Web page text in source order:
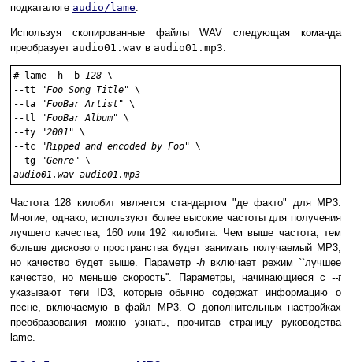
подкаталоге audio/lame.
Используя скопированные файлы WAV следующая команда
преобразует audio01.wav в audio01.mp3:
# lame -h -b 128 \
--tt "Foo Song Title" \
--ta "FooBar Artist" \
--tl "FooBar Album" \
--ty "2001 " \
--tc "Ripped and encoded by Foo" \
--tg "Genre
audio01.wav audio01.mp3
Частота 128 килобит является стандартом "де факто" для MP3.
Многие, однако, используют более высокие частоты для получения
лучшего качества, 160 или 192 килобита. Чем выше частота, тем
больше дискового пространства будет занимать получаемый MP3,
но качество будет выше. Параметр -hвключает режим ``лучшее
качество, но меньше скорость''. Параметры, начинающиеся с --t
указывают теги ID3, которые обычно содержат информацию о
песне, включаемую в файл MP3. О дополнительных настройках
преобразования можно узнать, прочитав страницу руководства
lame.